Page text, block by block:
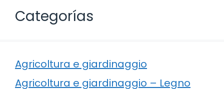
Categorías
Agricoltura e giardinaggio
Agricoltura e giardinaggio – Legno